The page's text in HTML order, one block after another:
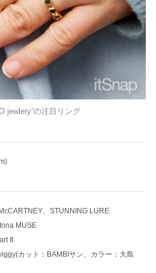
jewlery”の注目リング
、STUNNING LURE
MUSE
It
カット：BAMBIサン、カラー：大島